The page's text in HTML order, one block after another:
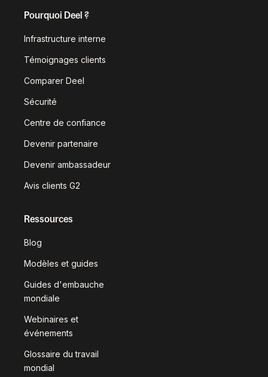
Pourquoi Deel ?
Infrastructure interne
Témoignages clients
Comparer Deel
Sécurité
Centre de confiance
Devenir partenaire
Devenir ambassadeur
Avis clients G2
Ressources
Blog
Modèles et guides
Guides d'embauche
mondiale
Webinaires et
événements
Glossaire du travail
mondial